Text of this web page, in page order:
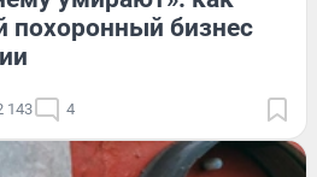
похоронный бизнес
143 4